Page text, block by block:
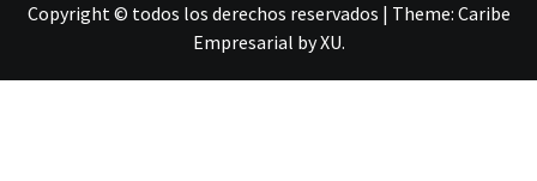
Copyright © todos los derechos reservados | Theme: Caribe
Empresarial byXU.